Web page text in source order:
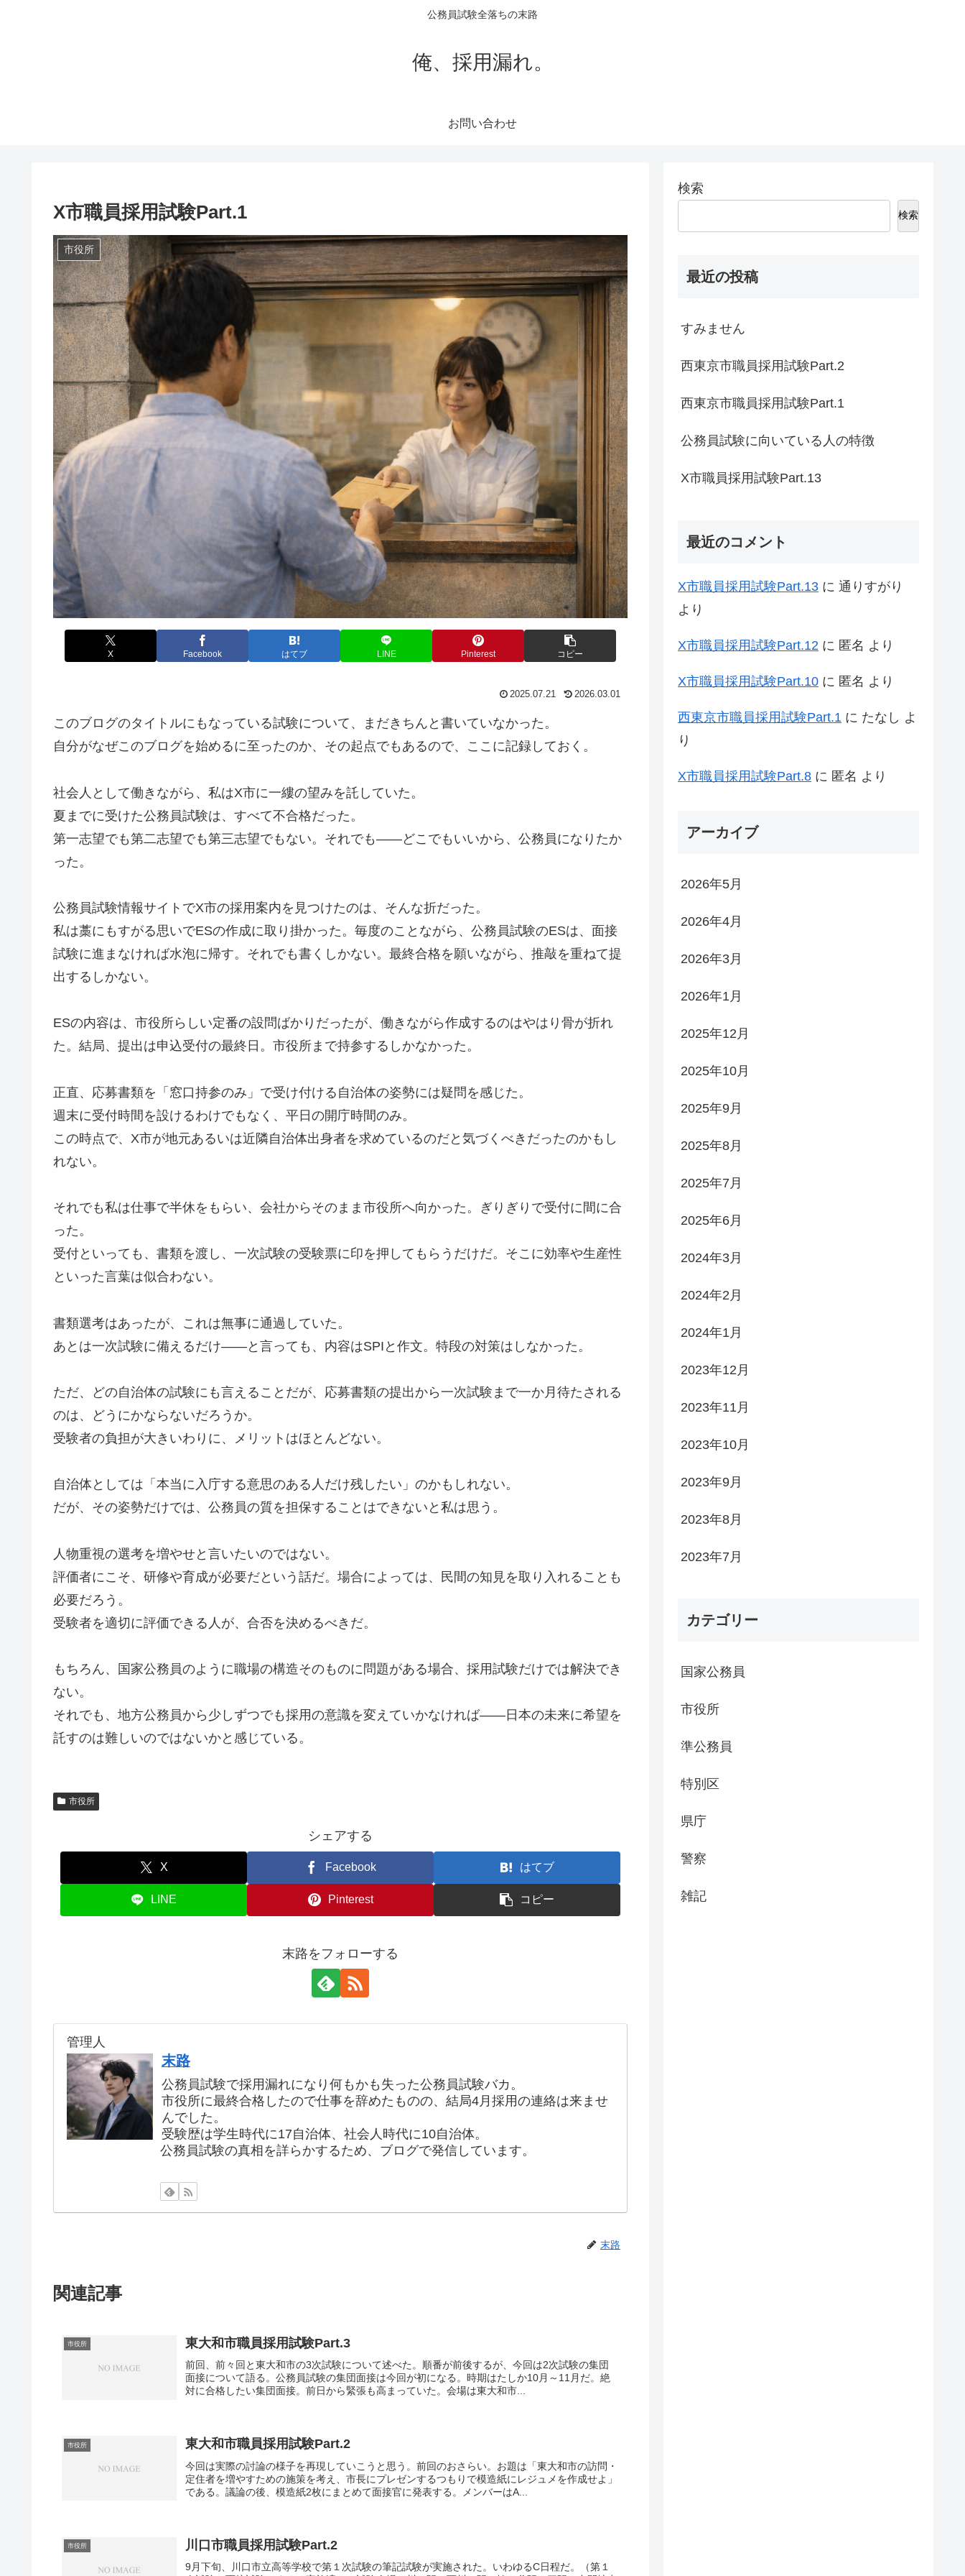
公務員試験全落ちの末路
俺、採用漏れ。
お問い合わせ
X市職員採用試験Part.1
市役所
X Facebook はてブ LINE Pinterest コピー
2025.07.21 2026.03.01
このブログのタイトルにもなっている試験について、まだきちんと書いていなかった。
自分がなぜこのブログを始めるに至ったのか、その起点でもあるので、ここに記録しておく。
社会人として働きながら、私はX市に一縷の望みを託していた。
夏までに受けた公務員試験は、すべて不合格だった。
第一志望でも第二志望でも第三志望でもない。それでも――どこでもいいから、公務員になりたか
った。
公務員試験情報サイトでX市の採用案内を見つけたのは、そんな折だった。
私は藁にもすがる思いでESの作成に取り掛かった。毎度のことながら、公務員試験のESは、面接
試験に進まなければ水泡に帰す。それでも書くしかない。最終合格を願いながら、推敲を重ねて提
出するしかない。
ESの内容は、市役所らしい定番の設問ばかりだったが、働きながら作成するのはやはり骨が折れ
た。結局、提出は申込受付の最終日。市役所まで持参するしかなかった。
正直、応募書類を「窓口持参のみ」で受け付ける自治体の姿勢には疑問を感じた。
週末に受付時間を設けるわけでもなく、平日の開庁時間のみ。
この時点で、X市が地元あるいは近隣自治体出身者を求めているのだと気づくべきだったのかもし
れない。
それでも私は仕事で半休をもらい、会社からそのまま市役所へ向かった。ぎりぎりで受付に間に合
った。
受付といっても、書類を渡し、一次試験の受験票に印を押してもらうだけだ。そこに効率や生産性
といった言葉は似合わない。
書類選考はあったが、これは無事に通過していた。
あとは一次試験に備えるだけ――と言っても、内容はSPIと作文。特段の対策はしなかった。
ただ、どの自治体の試験にも言えることだが、応募書類の提出から一次試験まで一か月待たされる
のは、どうにかならないだろうか。
受験者の負担が大きいわりに、メリットはほとんどない。
自治体としては「本当に入庁する意思のある人だけ残したい」のかもしれない。
だが、その姿勢だけでは、公務員の質を担保することはできないと私は思う。
人物重視の選考を増やせと言いたいのではない。
評価者にこそ、研修や育成が必要だという話だ。場合によっては、民間の知見を取り入れることも
必要だろう。
受験者を適切に評価できる人が、合否を決めるべきだ。
もちろん、国家公務員のように職場の構造そのものに問題がある場合、採用試験だけでは解決でき
ない。
それでも、地方公務員から少しずつでも採用の意識を変えていかなければ――日本の未来に希望を
託すのは難しいのではないかと感じている。
市役所
シェアする
X Facebook はてブ
LINE Pinterest コピー
末路をフォローする
管理人
末路
公務員試験で採用漏れになり何もかも失った公務員試験バカ。
市役所に最終合格したので仕事を辞めたものの、結局4月採用の連絡は来ませ
んでした。
受験歴は学生時代に17自治体、社会人時代に10自治体。
公務員試験の真相を詳らかするため、ブログで発信しています。
末路
関連記事
市役所 東大和市職員採用試験Part.3
前回、前々回と東大和市の3次試験について述べた。順番が前後するが、今回は2次試験の集団
面接について語る。公務員試験の集団面接は今回が初になる。時期はたしか10月～11月だ。絶
対に合格したい集団面接。前日から緊張も高まっていた。会場は東大和市...
市役所 東大和市職員採用試験Part.2
今回は実際の討論の様子を再現していこうと思う。前回のおさらい。お題は「東大和市の訪問・
定住者を増やすための施策を考え、市長にプレゼンするつもりで模造紙にレジュメを作成せよ」
である。議論の後、模造紙2枚にまとめて面接官に発表する。メンバーはA...
市役所 川口市職員採用試験Part.2
9月下旬、川口市立高等学校で第１次試験の筆記試験が実施された。いわゆるC日程だ。（第１
検索
検索
最近の投稿
すみません
西東京市職員採用試験Part.2
西東京市職員採用試験Part.1
公務員試験に向いている人の特徴
X市職員採用試験Part.13
最近のコメント
X市職員採用試験Part.13 に 通りすがり
より
X市職員採用試験Part.12 に 匿名 より
X市職員採用試験Part.10 に 匿名 より
西東京市職員採用試験Part.1 に たなし よ
り
X市職員採用試験Part.8 に 匿名 より
アーカイブ
2026年5月
2026年4月
2026年3月
2026年1月
2025年12月
2025年10月
2025年9月
2025年8月
2025年7月
2025年6月
2024年3月
2024年2月
2024年1月
2023年12月
2023年11月
2023年10月
2023年9月
2023年8月
2023年7月
カテゴリー
国家公務員
市役所
準公務員
特別区
県庁
警察
雑記